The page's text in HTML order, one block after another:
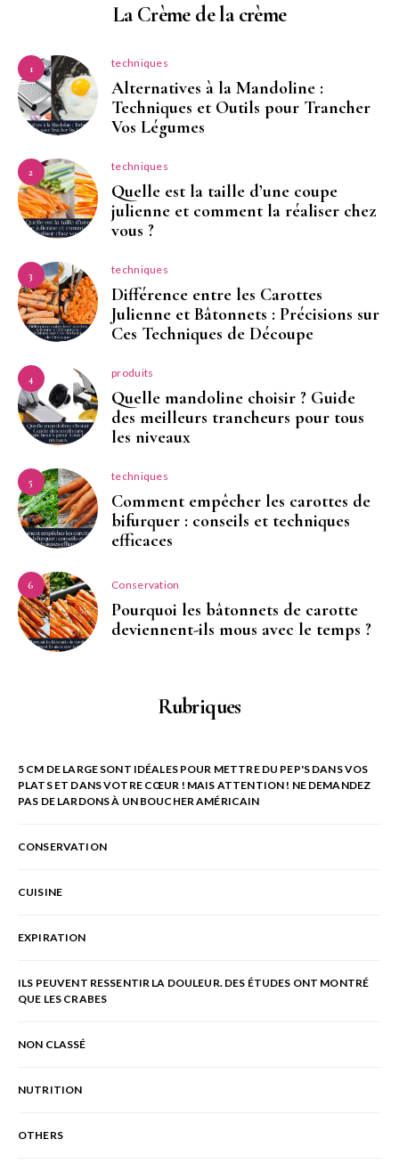
La Crème de la crème
1 techniques
Alternatives à la Mandoline :
Techniques et Outils pour Trancher
Vos Légumes
2 techniques
Quelle est la taille d’une coupe
julienne et comment la réaliser chez
vous ?
3 techniques
Différence entre les Carottes
Julienne et Bâtonnets : Précisions sur
Ces Techniques de Découpe
4 produits
Quelle mandoline choisir ? Guide
des meilleurs trancheurs pour tous
les niveaux
5 techniques
Comment empêcher les carottes de
bifurquer : conseils et techniques
efficaces
6 Conservation
Pourquoi les bâtonnets de carotte
deviennent-ils mous avec le temps ?
Rubriques
5 CM DE LARGE SONT IDÉALES POUR METTRE DU PEP'S DANS VOS
PLATS ET DANS VOTRE CŒUR ! MAIS ATTENTION ! NE DEMANDEZ
PAS DE LARDONS À UN BOUCHER AMÉRICAIN
CONSERVATION
CUISINE
EXPIRATION
ILS PEUVENT RESSENTIR LA DOULEUR. DES ÉTUDES ONT MONTRÉ
QUE LES CRABES
NON CLASSÉ
NUTRITION
OTHERS